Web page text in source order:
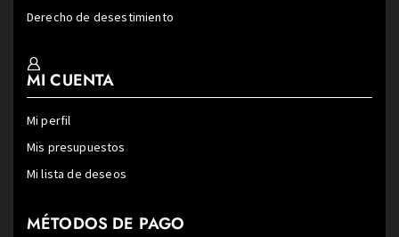
Derecho de desestimiento
MI CUENTA
Mi perfil
Mis presupuestos
Mi lista de deseos
MÉTODOS DE PAGO